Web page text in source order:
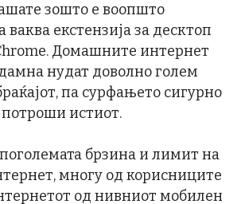
зошто е воопшто
екстензија за десктоп
Домашните интернет
нудат доволно голем
па сурфањето сигурно
истиот.
брзина и лимит на
многу од корисниците
од нивниот мобилен